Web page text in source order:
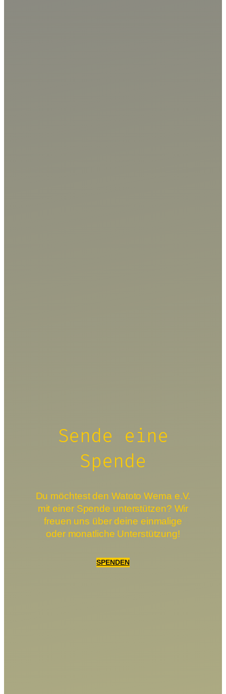
Sende eine
Spende
Du möchtest den Watoto Wema e.V.
mit einer Spende unterstützen? Wir
freuen uns über deine einmalige
oder monatliche Unterstützung!
SPENDEN